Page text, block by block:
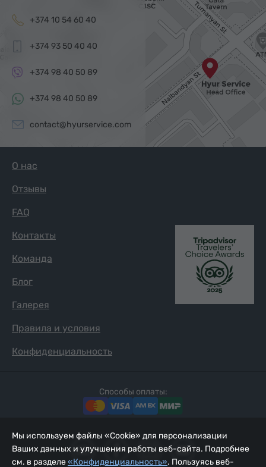
+374 10 54 60 40
+374 93 50 40 40
+374 98 40 50 89
+374 98 40 50 89
contact@hyurservice.com
О нас
Отзывы
FAQ
Контакты
Команда
Блог
Галерея
Правила и условия
Конфиденциальность
Способы оплаты:
Мы используем файлы «Cookie» для персонализации
Ваших данных и улучшения работы веб-сайта. Подробнее
см. в разделе«Конфиденциальность». Пользуясь веб-